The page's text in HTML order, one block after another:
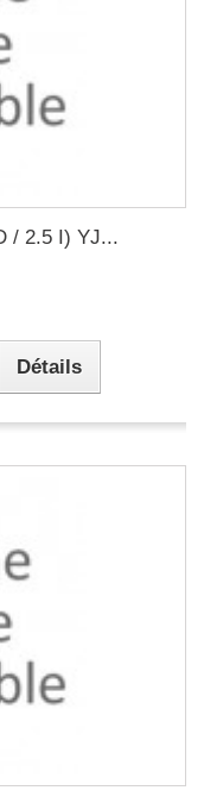
/ 2.5 I) YJ...
Détails